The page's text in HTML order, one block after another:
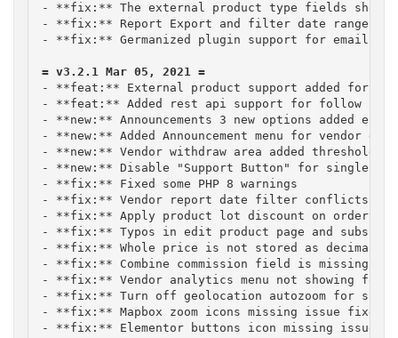
- **fix:** The external product type fields show
- **fix:** Report Export and filter date range in
- **fix:** Germanized plugin support for email
- **feat:** External product support added for
- **feat:** Added rest api support for follow
- **new:** Announcements 3 new options added
- **new:** Added Announcement menu for vendor
- **new:** Vendor withdraw area added threshold
- **new:** Disable "Support Button" for single
- **fix:** Fixed some PHP 8 warnings
- **fix:** Vendor report date filter conflicts with
- **fix:** Apply product lot discount on order
- **fix:** Typos in edit product page and
- **fix:** Whole price is not stored as decimal
- **fix:** Combine commission field is missing on
- **fix:** Vendor analytics menu not showing for
- **fix:** Turn off geolocation autozoom for
- **fix:** Mapbox zoom icons missing issue fixed
- **fix:** Elementor buttons icon missing issue